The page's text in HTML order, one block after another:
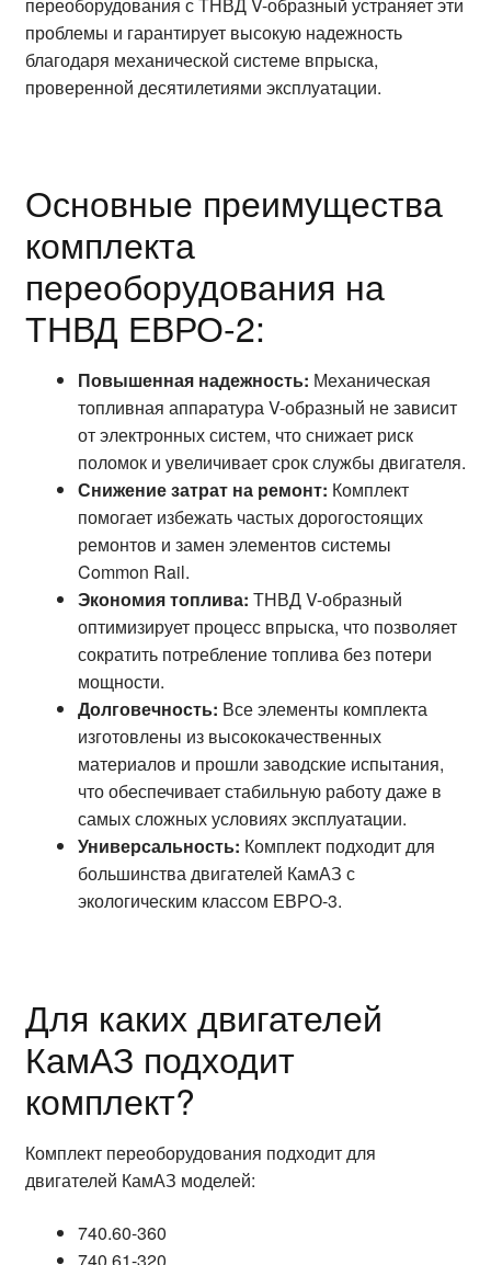
проблемы и гарантирует высокую надежность
благодаря механической системе впрыска,
проверенной десятилетиями эксплуатации.
Основные преимущества
комплекта
переоборудования на
ТНВД ЕВРО-2:
Повышенная надежность: Механическая
топливная аппаратура V-образный не зависит
от электронных систем, что снижает риск
поломок и увеличивает срок службы двигателя.
Снижение затрат на ремонт: Комплект
помогает избежать частых дорогостоящих
ремонтов и замен элементов системы
Common Rail.
Экономия топлива: ТНВД V-образный
оптимизирует процесс впрыска, что позволяет
сократить потребление топлива без потери
мощности.
Долговечность: Все элементы комплекта
изготовлены из высококачественных
материалов и прошли заводские испытания,
что обеспечивает стабильную работу даже в
самых сложных условиях эксплуатации.
Универсальность: Комплект подходит для
большинства двигателей КамАЗ с
экологическим классом ЕВРО-3.
Для каких двигателей
КамАЗ подходит
комплект?
Комплект переоборудования подходит для
двигателей КамАЗ моделей:
740.60-360
740.61-320